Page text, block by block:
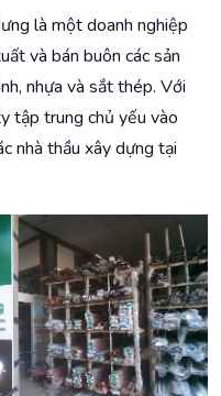
là một doanh nghiệp
và bán buôn các sản
nhựa và sắt thép. Với
tập trung chủ yếu vào
nhà thầu xây dựng tại